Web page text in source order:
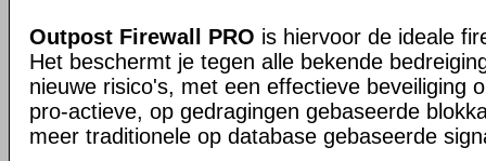
Outpost Firewall PRO is hiervoor de ideale
Het beschermt je tegen alle bekende
nieuwe risico's, met een effectieve beveiliging
pro-actieve, op gedragingen gebaseerde
meer traditionele op database gebaseerde